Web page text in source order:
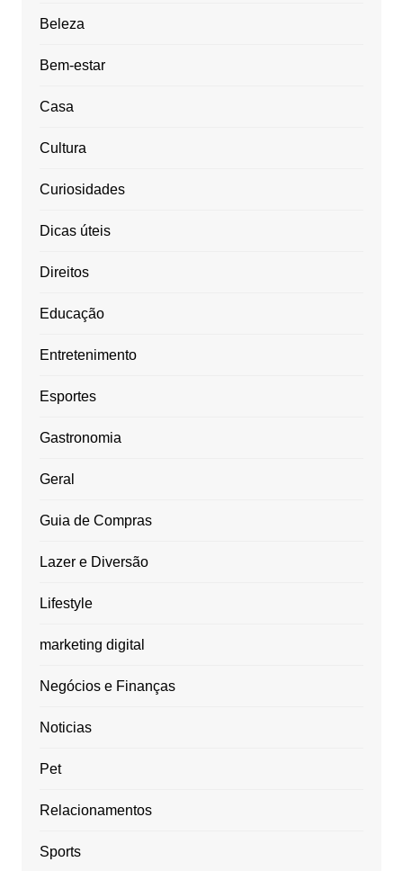
Beleza
Bem-estar
Casa
Cultura
Curiosidades
Dicas úteis
Direitos
Educação
Entretenimento
Esportes
Gastronomia
Geral
Guia de Compras
Lazer e Diversão
Lifestyle
marketing digital
Negócios e Finanças
Noticias
Pet
Relacionamentos
Sports